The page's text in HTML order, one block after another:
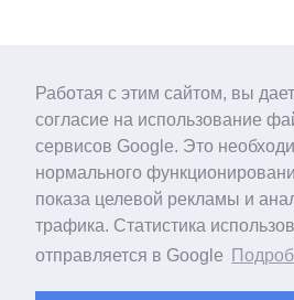
Работая с этим сайтом, вы
согласие на использование
сервисов Google. Это
нормального
показа целевой рекламы и
трафика. Статистика
отправляется в Google